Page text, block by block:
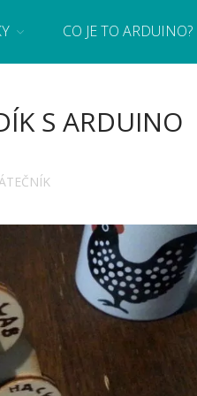
elektroniky zábavnou formou!
CO JE TO ARDUINO?
S ARDUINO